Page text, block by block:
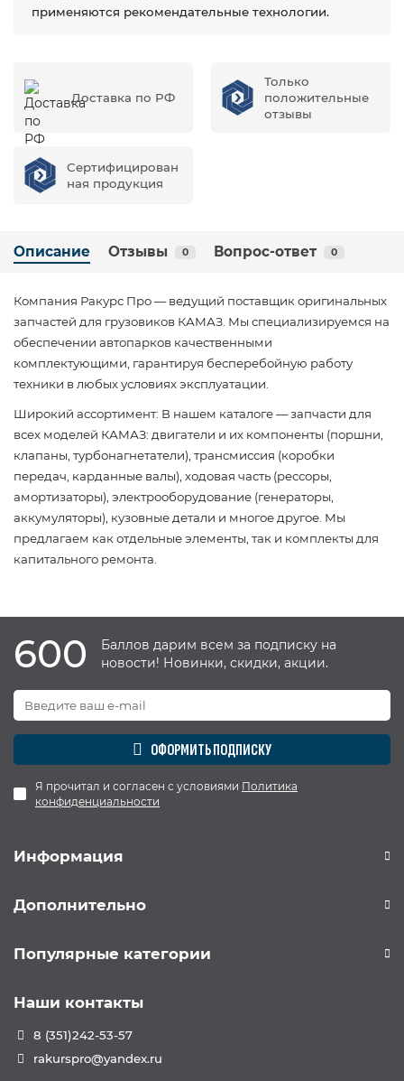
применяются рекомендательные технологии.
Доставка по РФ
Только
положительные
отзывы
Сертифицирован
ная продукция
Описание Отзывы 0 Вопрос-ответ 0
Компания Ракурс Про — ведущий поставщик оригинальных
запчастей для грузовиков КАМАЗ. Мы специализируемся на
обеспечении автопарков качественными
комплектующими, гарантируя бесперебойную работу
техники в любых условиях эксплуатации.
Широкий ассортимент: В нашем каталоге — запчасти для
всех моделей КАМАЗ: двигатели и их компоненты (поршни,
клапаны, турбонагнетатели), трансмиссия (коробки
передач, карданные валы), ходовая часть (рессоры,
амортизаторы), электрооборудование (генераторы,
аккумуляторы), кузовные детали и многое другое. Мы
предлагаем как отдельные элементы, так и комплекты для
капитального ремонта.
600
Баллов дарим всем за подписку на
новости! Новинки, скидки, акции.
ОФОРМИТЬ ПОДПИСКУ
Я прочитал и согласен с условиями Политика
конфиденциальности
Информация
Дополнительно
Популярные категории
Наши контакты
8 (351)242-53-57
rakurspro@yandex.ru